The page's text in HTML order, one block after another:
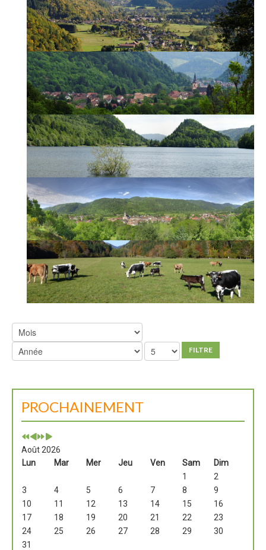
FILTRE
PROCHAINEMENT
Août 2026
Lun
Mar Mer Jeu Ven Sam
Dim
1
2
3
4 5 6 7 8
9
10
11 12 13 14 15
16
17
18 19 20 21 22
23
24
25 26 27 28 29
30
31